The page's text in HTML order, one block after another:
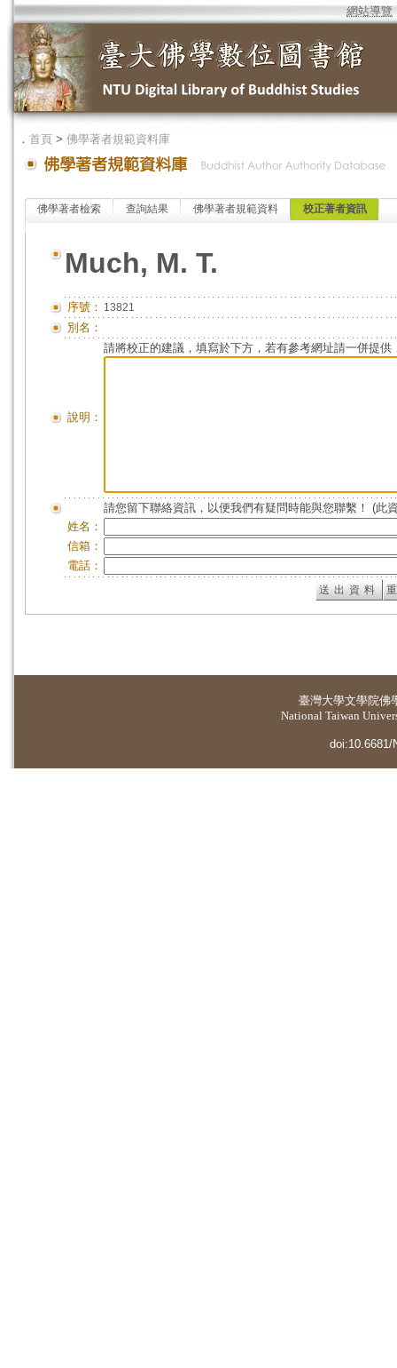
網站導覽
． 首頁 > 佛學著者規範資料庫
佛學著者檢索 查詢結果 佛學著者規範資料 校正著者資訊
Much, M. T.
序號： 13821
別名：
說明：
請將校正的建議，填寫於下方，若有參考網址請一併提供
請您留下聯絡資訊，以便我們有疑問時能與您聯繫！ (此
姓名：
信箱：
電話：
臺灣大學文學院佛
National Taiwan
doi:10.6681/